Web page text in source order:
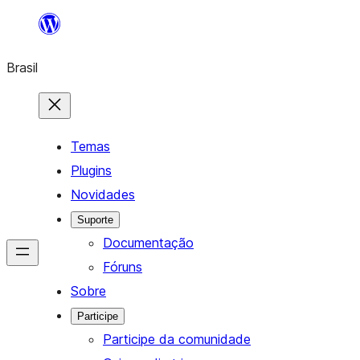
o
conteúdo
Brasil
Temas
Plugins
Novidades
Suporte
Documentação
Fóruns
Sobre
Participe
Participe da comunidade